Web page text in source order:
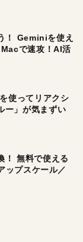
！ Geminiを使え
で速攻！AI活
使ってリアクシ
ー」が気まずい
！ 無料で使える
ップスケール／